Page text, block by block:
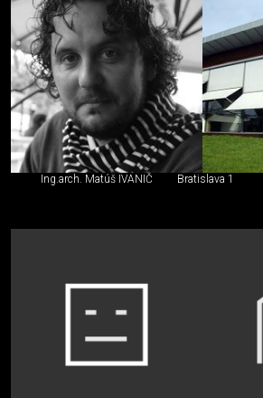
Ing.arch. Matúš IVANIČ Bratislava 1